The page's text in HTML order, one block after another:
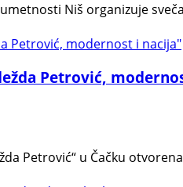
Niš organizuje
Petrović,
Petrović“ u Čačku